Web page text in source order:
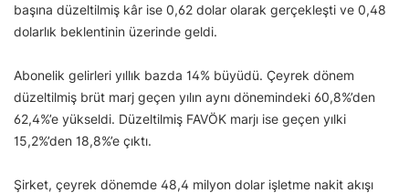
başına düzeltilmiş kâr ise 0,62 dolar olarak gerçekleşti ve 0,48
dolarlık beklentinin üzerinde geldi.
Abonelik gelirleri yıllık bazda 14% büyüdü. Çeyrek dönem
düzeltilmiş brüt marj geçen yılın aynı dönemindeki 60,8%’den
62,4%’e yükseldi. Düzeltilmiş FAVÖK marjı ise geçen yılki
15,2%’den 18,8%’e çıktı.
Şirket, çeyrek dönemde 48,4 milyon dolar işletme nakit akışı